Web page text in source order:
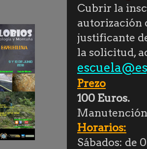
Cubrir la
autorización
justificante
la solicitud,
Prezo
100 Euros.
Horarios:
Sábados: de